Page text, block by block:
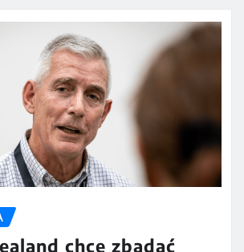
chce zbadać